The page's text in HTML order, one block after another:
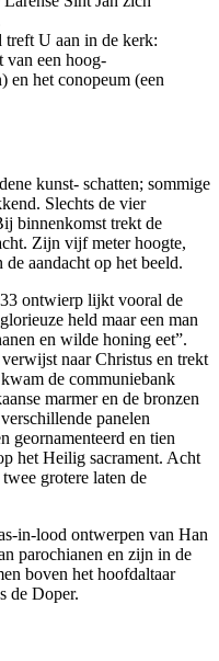
treft U aan in de kerk:
van een hoog-
en het conopeum (een
kunst- schatten; sommige
Slechts de vier
binnenkomst trekt de
Zijn vijf meter hoogte,
aandacht op het beeld.
ontwierp lijkt vooral de
held maar een man
en wilde honing eet”.
naar Christus en trekt
de communiebank
marmer en de bronzen
panelen
geornamenteerd en tien
het Heilig sacrament. Acht
grotere laten de
in-lood ontwerpen van Han
parochianen en zijn in de
boven het hoofdaltaar
de Doper.